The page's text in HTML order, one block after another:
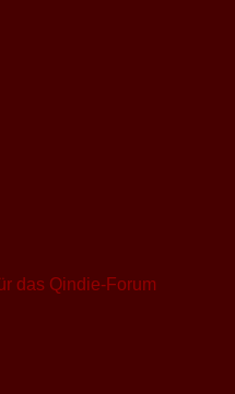
das Qindie-Forum